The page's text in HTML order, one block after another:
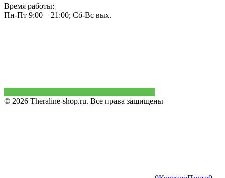
Время работы:
Пн-Пт 9:00—21:00; Сб-Вс вых.
© 2026 Theraline-shop.ru. Все права защищены